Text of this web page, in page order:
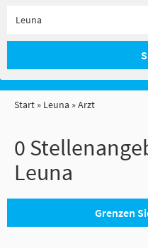
Start Leuna Arzt
0
Leuna
Grenzen